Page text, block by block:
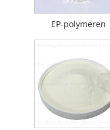
EP-polymeren